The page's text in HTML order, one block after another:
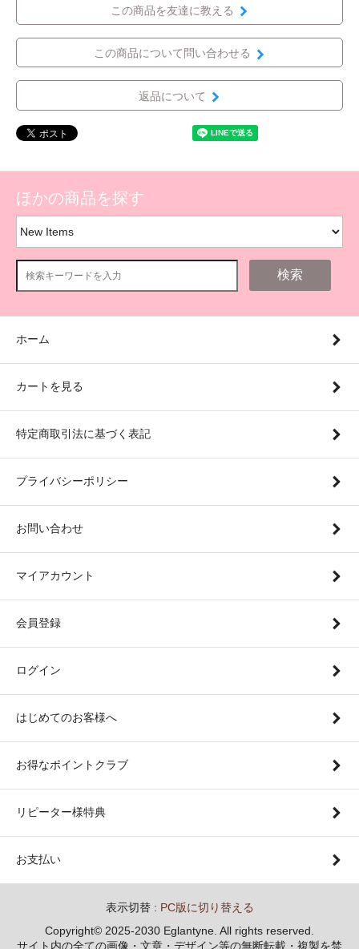
この商品を友達に教える
この商品について問い合わせる
返品について
ほかの商品を探す
検索
ホーム
カートを見る
特定商取引法に基づく表記
プライバシーポリシー
お問い合わせ
マイアカウント
会員登録
ログイン
はじめてのお客様へ
お得なポイントクラブ
リピーター様特典
お支払い
表示切替 : PC版に切り替える
Copyright© 2025-2030 Eglantyne. All rights reserved.
サイト内の全ての画像・文章・デザイン等の無断転載・複製を禁